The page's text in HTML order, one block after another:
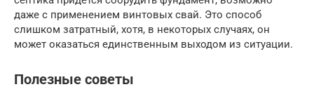
даже с применением винтовых свай. Это способ
слишком затратный, хотя, в некоторых случаях, он
может оказаться единственным выходом из ситуации.
Полезные советы